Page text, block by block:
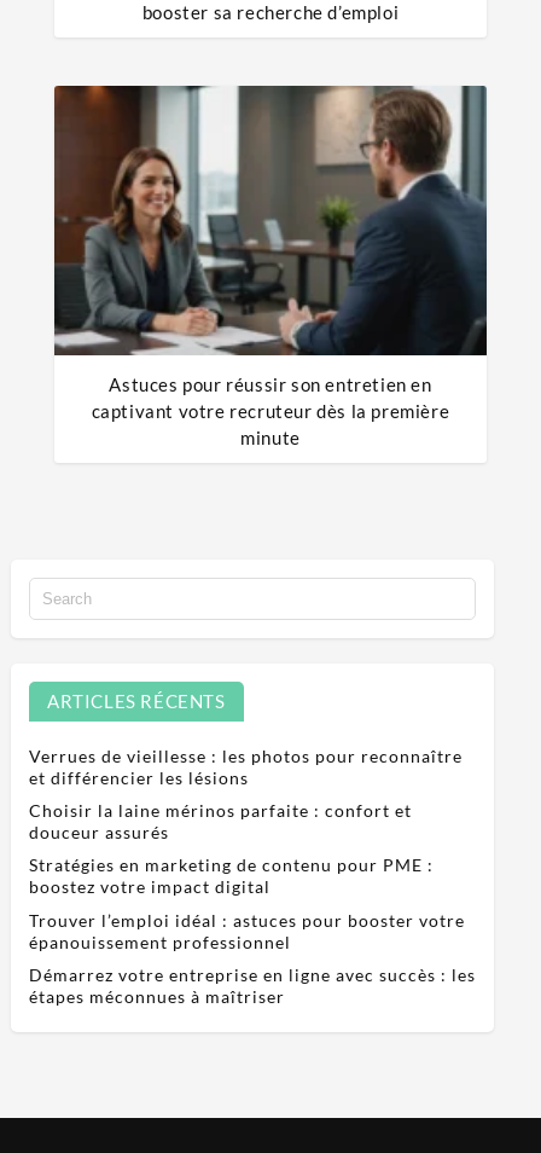
booster sa recherche d’emploi
Astuces pour réussir son entretien en
captivant votre recruteur dès la première
minute
ARTICLES RÉCENTS
Verrues de vieillesse : les photos pour reconnaître
et différencier les lésions
Choisir la laine mérinos parfaite : confort et
douceur assurés
Stratégies en marketing de contenu pour PME :
boostez votre impact digital
Trouver l’emploi idéal : astuces pour booster votre
épanouissement professionnel
Démarrez votre entreprise en ligne avec succès : les
étapes méconnues à maîtriser